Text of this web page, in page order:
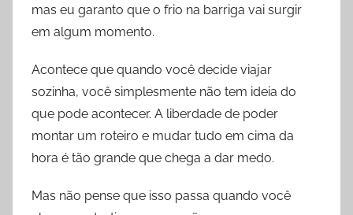
mas eu garanto que o frio na barriga vai surgir
em algum momento.
Acontece que quando você decide viajar
sozinha, você simplesmente não tem ideia do
que pode acontecer. A liberdade de poder
montar um roteiro e mudar tudo em cima da
hora é tão grande que chega a dar medo.
Mas não pense que isso passa quando você